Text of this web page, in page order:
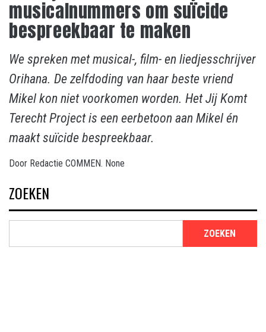
musicalnummers om suïcide
bespreekbaar te maken
We spreken met musical-, film- en liedjesschrijver
Orihana. De zelfdoding van haar beste vriend
Mikel kon niet voorkomen worden. Het Jij Komt
Terecht Project is een eerbetoon aan Mikel én
maakt suïcide bespreekbaar.
Door Redactie COMMEN. None
ZOEKEN
ZOEKEN